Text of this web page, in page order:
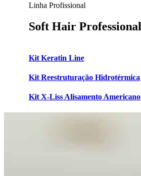
Linha Profissional
Soft Hair Professional
Kit Keratin Line
Kit Reestruturação Hidrotérmica
Kit X-Liss Alisamento Americano